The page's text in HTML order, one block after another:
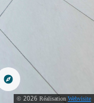
© 2026 Réalisation Webvisite